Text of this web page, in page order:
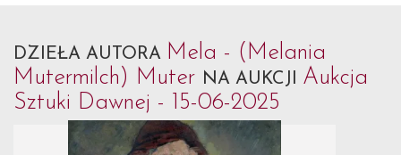
DZIEŁA AUTORA Mela - (Melania
Mutermilch) Muter NA AUKCJI Aukcja
Sztuki Dawnej - 15-06-2025